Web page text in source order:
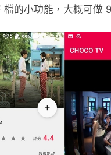
檔的小功能，大概可做